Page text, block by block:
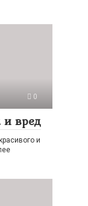
0
и вред
и